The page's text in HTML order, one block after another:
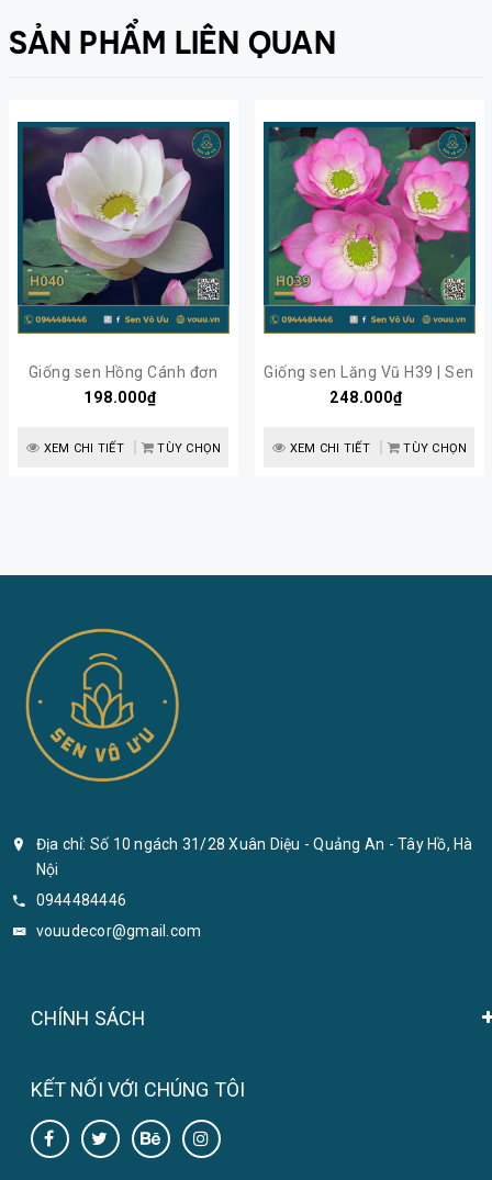
SẢN PHẨM LIÊN QUAN
Giống sen Hồng Cánh đơn
H40 | Sen Vô Ưu
198.000₫
XEM CHI TIẾT TÙY CHỌN
Giống sen Lăng Vũ H39 | Sen
Vô Ưu
248.000₫
XEM CHI TIẾT TÙY CHỌN
Địa chỉ: Số 10 ngách 31/28 Xuân Diệu - Quảng An - Tây Hồ, Hà
Nội
0944484446
vouudecor@gmail.com
CHÍNH SÁCH
KẾT NỐI VỚI CHÚNG TÔI